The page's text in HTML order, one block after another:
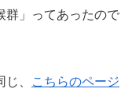
群」ってあったので
、
こちらのページ